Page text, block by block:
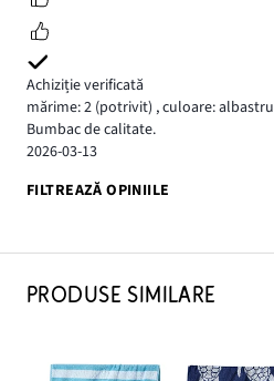
Achiziție verificată
mărime: 2 (potrivit) ,culoare: albastru
Bumbac de calitate.
2026-03-13
FILTREAZĂ OPINIILE
PRODUSE SIMILARE